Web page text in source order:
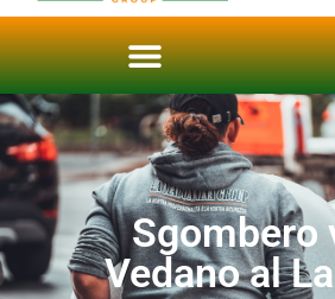
Sgombero
Vedano al